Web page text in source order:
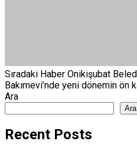
Sıradaki Haber Onikişubat
Bakımevi’nde yeni dönemin ön
Ara
Ara
Recent Posts